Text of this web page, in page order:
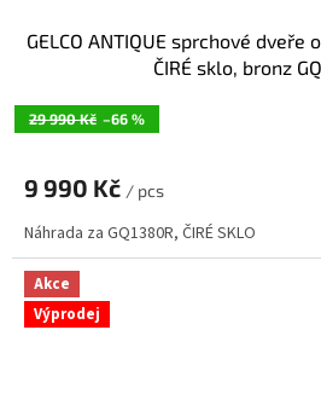
29 990 Kč –66 %
GELCO ANTIQUE sprchové
ČIRÉ sklo, bronz
9 990 Kč / pcs
Náhrada za GQ1380R, ČIRÉ SKLO
Akce
Výprodej